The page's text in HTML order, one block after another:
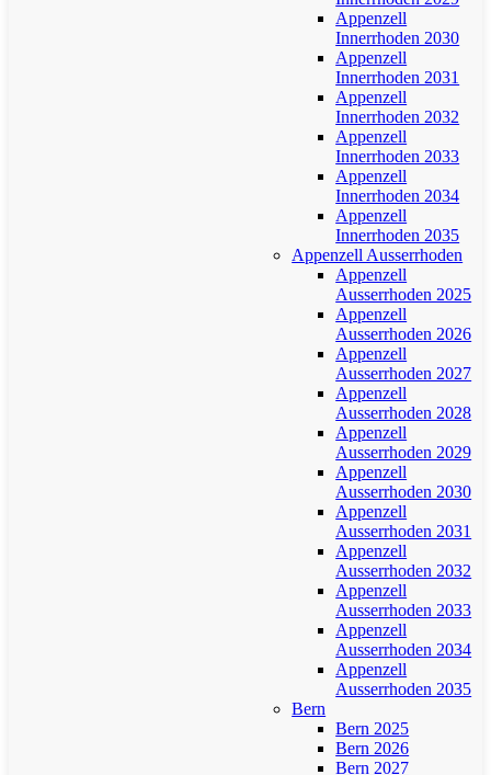
Appenzell
Innerrhoden 2030
Appenzell
Innerrhoden 2031
Appenzell
Innerrhoden 2032
Appenzell
Innerrhoden 2033
Appenzell
Innerrhoden 2034
Appenzell
Innerrhoden 2035
Appenzell Ausserrhoden
Appenzell
Ausserrhoden 2025
Appenzell
Ausserrhoden 2026
Appenzell
Ausserrhoden 2027
Appenzell
Ausserrhoden 2028
Appenzell
Ausserrhoden 2029
Appenzell
Ausserrhoden 2030
Appenzell
Ausserrhoden 2031
Appenzell
Ausserrhoden 2032
Appenzell
Ausserrhoden 2033
Appenzell
Ausserrhoden 2034
Appenzell
Ausserrhoden 2035
Bern
Bern 2025
Bern 2026
Bern 2027